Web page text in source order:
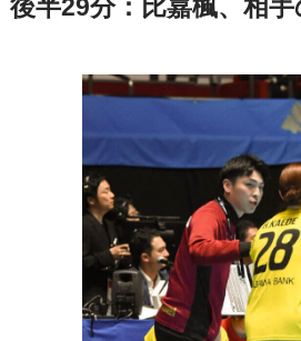
後半29分：比嘉楓、相